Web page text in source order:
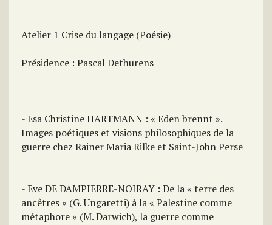
Atelier 1 Crise du langage (Poésie)
Présidence : Pascal Dethurens
- Esa Christine HARTMANN : « Eden brennt ».
Images poétiques et visions philosophiques de la
guerre chez Rainer Maria Rilke et Saint-John Perse
- Eve DE DAMPIERRE-NOIRAY : De la « terre des
ancêtres » (G. Ungaretti) à la « Palestine comme
métaphore » (M. Darwich), la guerre comme